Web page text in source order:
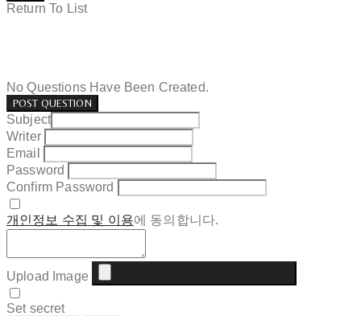
Return To List
No Questions Have Been Created.
POST QUESTION
Subject
Writer
Email
Password
Confirm Password
개인정보 수집 및 이용에 동의합니다.
Upload Image
Set secret